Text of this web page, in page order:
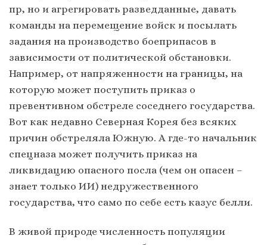
пр, но и агрегировать разведданные, давать
команды на перемещение войск и посылать
задания на производство боеприпасов в
зависимости от политической обстановки.
Например, от напряженности на границы, на
которую может поступить приказ о
превентивном обстреле соседнего государства.
Вот как недавно Северная Корея без всяких
причин обстреляла Южную. А где-то начальник
спецназа может получить приказ на
ликвидацию опасного посла (чем он опасен –
знает только ИИ) недружественного
государства, что само по себе есть казус белли.
В живой природе численность популяции